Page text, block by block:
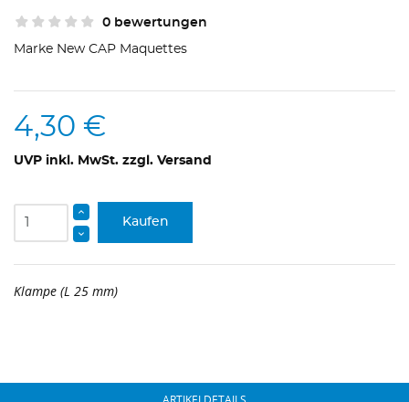
0 bewertungen
Marke New CAP Maquettes
4,30 €
UVP inkl. MwSt. zzgl. Versand
Kaufen
Klampe (L 25 mm)